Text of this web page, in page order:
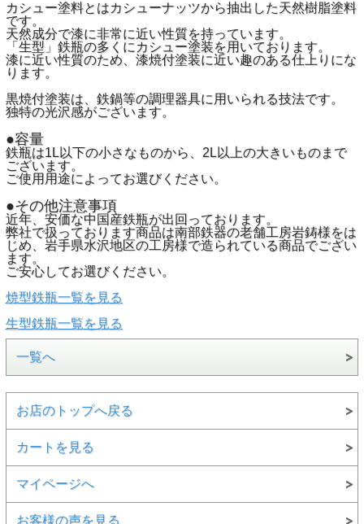
カシュー塗料とはカシューナッツから抽出した天然樹脂塗料
です。
天然成分で漆に非常に近い性質を持っています。
「生型」鉄瓶の多くにカシュー塗装を用いております。
漆に近い性質のため、漆焼付塗装に近い趣のある仕上りにな
ります。
黒焼付塗装は、鉄鍋等の調理器具に用いられる技法です。
独特の光沢感がございます。
●容量
鉄瓶は1L以下の小さなものから、2L以上の大きいものまで
ございます。
ご使用用途によってお選びください。
●その他注意事項
近年、安価な中国産鉄瓶が出回っております。
弊社で扱っております商品は南部鉄器の老舗工房岩鋳様をは
じめ、岩手県水沢地区の工房様で造られている商品でござい
ます。
ご安心してお選びください。
焼型鉄瓶一覧を見る
生型鉄瓶一覧を見る
一覧へ
お店のトップへ戻る
カートを見る
マイページへ
お客様の声を見る